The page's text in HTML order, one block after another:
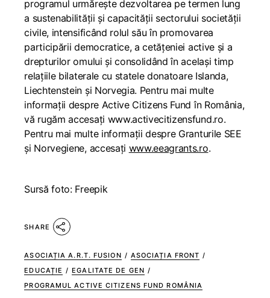
programul urmărește dezvoltarea pe termen lung
a sustenabilității și capacității sectorului societății
civile, intensificând rolul său în promovarea
participării democratice, a cetățeniei active și a
drepturilor omului și consolidând în același timp
relațiile bilaterale cu statele donatoare Islanda,
Liechtenstein și Norvegia. Pentru mai multe
informații despre Active Citizens Fund în România,
vă rugăm accesați www.activecitizensfund.ro.
Pentru mai multe informații despre Granturile SEE
și Norvegiene, accesați www.eeagrants.ro.
Sursă foto: Freepik
SHARE
ASOCIAȚIA A.R.T. FUSION / ASOCIAȚIA FRONT /
EDUCAȚIE / EGALITATE DE GEN /
PROGRAMUL ACTIVE CITIZENS FUND ROMÂNIA